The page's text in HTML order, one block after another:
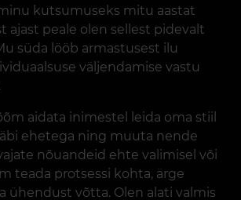
kutsumuseks mitu aastat
ajast peale olen sellest pidevalt
süda lööb armastusest ilu
väljendamise vastu
aidata inimestel leida oma stiil
ehetega ning muuta nende
nõuandeid ehte valimisel või
teada protsessi kohta, ärge
ühendust võtta. Olen alati valmis